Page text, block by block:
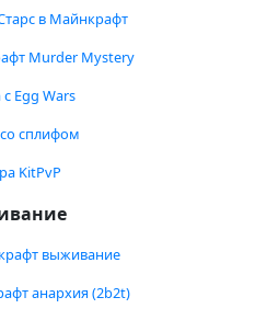
в Майнкрафт
Murder Mystery
Egg Wars
сплифом
KitPvP
выживание
анархия (2b2t)